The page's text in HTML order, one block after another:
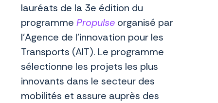
lauréats de la 3e édition du
programme Propulseorganisé par
l'Agence de l'innovation pour les
Transports (AIT). Le programme
sélectionne les projets les plus
innovants dans le secteur des
mobilités et assure auprès des